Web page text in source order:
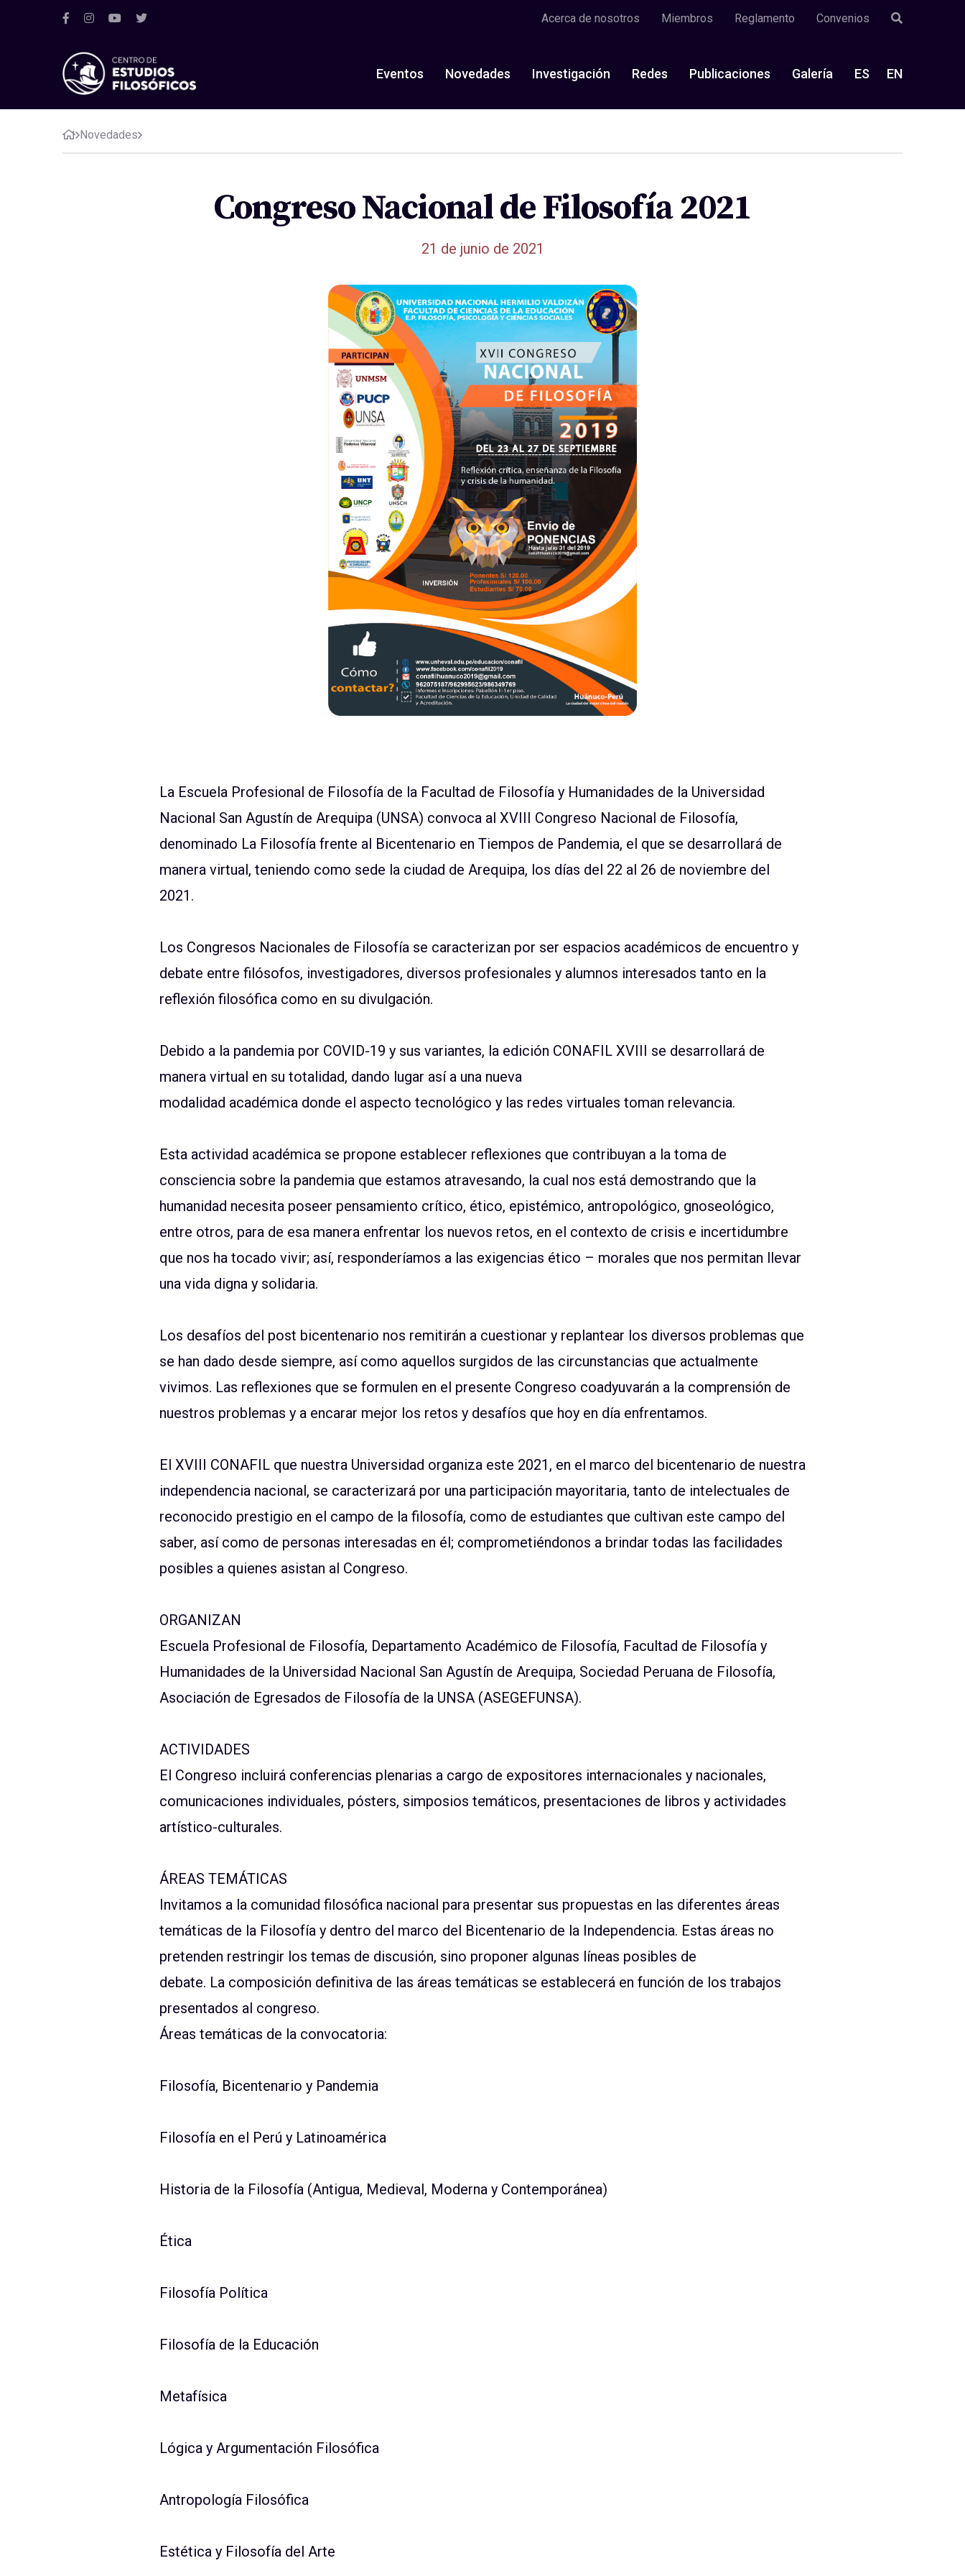
Acerca de nosotros Miembros Reglamento Convenios
Eventos Novedades Investigación Redes Publicaciones Galería ES EN
Novedades
Congreso Nacional de Filosofía 2021
21 de junio de 2021
La Escuela Profesional de Filosofía de la Facultad de Filosofía y Humanidades de la Universidad
Nacional San Agustín de Arequipa (UNSA) convoca al XVIII Congreso Nacional de Filosofía,
denominado La Filosofía frente al Bicentenario en Tiempos de Pandemia, el que se desarrollará de
manera virtual, teniendo como sede la ciudad de Arequipa, los días del 22 al 26 de noviembre del
2021.
Los Congresos Nacionales de Filosofía se caracterizan por ser espacios académicos de encuentro y
debate entre filósofos, investigadores, diversos profesionales y alumnos interesados tanto en la
reflexión filosófica como en su divulgación.
Debido a la pandemia por COVID-19 y sus variantes, la edición CONAFIL XVIII se desarrollará de
manera virtual en su totalidad, dando lugar así a una nueva
modalidad académica donde el aspecto tecnológico y las redes virtuales toman relevancia.
Esta actividad académica se propone establecer reflexiones que contribuyan a la toma de
consciencia sobre la pandemia que estamos atravesando, la cual nos está demostrando que la
humanidad necesita poseer pensamiento crítico, ético, epistémico, antropológico, gnoseológico,
entre otros, para de esa manera enfrentar los nuevos retos, en el contexto de crisis e incertidumbre
que nos ha tocado vivir; así, responderíamos a las exigencias ético – morales que nos permitan llevar
una vida digna y solidaria.
Los desafíos del post bicentenario nos remitirán a cuestionar y replantear los diversos problemas que
se han dado desde siempre, así como aquellos surgidos de las circunstancias que actualmente
vivimos. Las reflexiones que se formulen en el presente Congreso coadyuvarán a la comprensión de
nuestros problemas y a encarar mejor los retos y desafíos que hoy en día enfrentamos.
El XVIII CONAFIL que nuestra Universidad organiza este 2021, en el marco del bicentenario de nuestra
independencia nacional, se caracterizará por una participación mayoritaria, tanto de intelectuales de
reconocido prestigio en el campo de la filosofía, como de estudiantes que cultivan este campo del
saber, así como de personas interesadas en él; comprometiéndonos a brindar todas las facilidades
posibles a quienes asistan al Congreso.
ORGANIZAN
Escuela Profesional de Filosofía, Departamento Académico de Filosofía, Facultad de Filosofía y
Humanidades de la Universidad Nacional San Agustín de Arequipa, Sociedad Peruana de Filosofía,
Asociación de Egresados de Filosofía de la UNSA (ASEGEFUNSA).
ACTIVIDADES
El Congreso incluirá conferencias plenarias a cargo de expositores internacionales y nacionales,
comunicaciones individuales, pósters, simposios temáticos, presentaciones de libros y actividades
artístico-culturales.
ÁREAS TEMÁTICAS
Invitamos a la comunidad filosófica nacional para presentar sus propuestas en las diferentes áreas
temáticas de la Filosofía y dentro del marco del Bicentenario de la Independencia. Estas áreas no
pretenden restringir los temas de discusión, sino proponer algunas líneas posibles de
debate. La composición definitiva de las áreas temáticas se establecerá en función de los trabajos
presentados al congreso.
Áreas temáticas de la convocatoria:
Filosofía, Bicentenario y Pandemia
Filosofía en el Perú y Latinoamérica
Historia de la Filosofía (Antigua, Medieval, Moderna y Contemporánea)
Ética
Filosofía Política
Filosofía de la Educación
Metafísica
Lógica y Argumentación Filosófica
Antropología Filosófica
Estética y Filosofía del Arte